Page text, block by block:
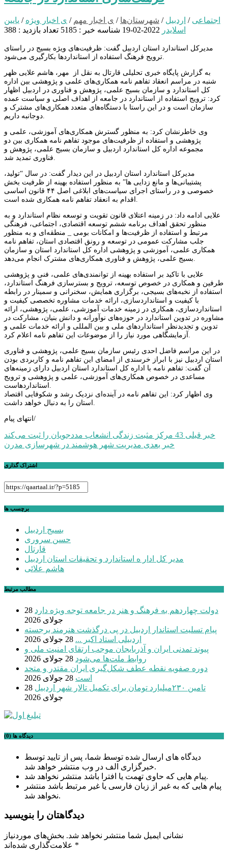
اجتماعی / اردبیل / شهرستان‌ها / ی اخبار مهم / ی اخبار ویژه / یایین
اسلایدر 2022-02-19 شناسه خبر : 5185 تعداد بازدید : 388
مدیرکل استاندارد استان اردبیل گفت: ظرفیت‌های ویژه بسیج در راستای
به گزارش پایگاه خبری تحلیلی قارتال به نقل از مهر، هاشم علایی ظهر
شنبه در مراسم انعقاد تفاهم نامه همکاری‌های علمی و پژوهشی بین اداره
کل استاندارد و سازمان بسیج علمی، پژوهش و فناوری در اردبیل اظهار
کرد: ترویج استفاده از استاندارد در جامعه از اهداف اصلی و سیاست عمده
سازمان است و در این راستا با دستگاه‌های متعدد همکاری‌های مشترک و
وی خاطرنشان کرد: به منظور گسترش همکاری‌های آموزشی، علمی و
پژوهشی و استفاده از ظرفیت‌های موجود تفاهم نامه همکاری بین دو
مجموعه اداره کل استاندارد اردبیل و سازمان بسیج علمی، پژوهش و
مدیرکل استاندارد استان اردبیل در این دیدار گفت: در سال “تولید،
پشتیبانی‌ها و مانع زدایی ها” به منظور استفاده بهینه از ظرفیت بخش
خصوصی و در راستای اجرای سیاست‌های ابلاغی اصل ۴۴ قانون اساسی
علایی ادامه داد: در زمینه اعتلای قانون تقویت و توسعه نظام استاندارد و به
منظور تحقق اهداف برنامه ششم توسعه اقتصادی، اجتماعی، فرهنگی
مرتبط و استفاده از ظرفیت‌ها و امکانات بومی _ منطقه‌ای و به منظور
جلب مشارکت عمومی در توسعه و رونق اقتصادی استان، تفاهم نامه
همکاری علمی، آموزشی و پژوهشی اداره کل استاندارد استان و سازمان
علایی با تاکید بر استفاده بهینه از توانمندی‌های علمی، فنی و پژوهشی
طرفین و همکاری در خصوص توسعه، ترویج و بسترسازی فرهنگ استاندارد،
استفاده از نخبه‌های بسیجی، برگزاری همایش، سخنرانی و سمینار در رابطه
با کیفیت و استانداردسازی، ارائه خدمات مشاوره تخصصی کیفیت و
استانداردسازی، همکاری در زمینه خدمات آموزشی، علمی، پژوهشی، ارائه
مشاوره در تدوین استاندارد در حوزه‌های نوآورانه و دانش بنیان، مشارکت در
تدوین و تجدیدنظر استانداردهای ملی و بین المللی و ارائه خدمات علمی و
در این مراسم فاضل احدی رئیس سازمان بسیج علمی، پژوهشی و فناوری
استان اردبیل نیز با ابراز خرسندی از امضای این تفاهم نامه و کاربردی بودن
آن گفت: تفاهم نامه با اداره کل استاندارد استان اردبیل دارای زمینه‌های
مساعدی در خصوص همکاری‌های آموزشی، علمی و پژوهشی و ترویج
وی اظهار کرد: این تفاهم نامه در آینده‌ای نزدیک رشد و شکوفایی اقتصاد
انتهای پیام/
راهبری
نوشته
خبر قبلی 43 مرکز مثبت زندگی انشعاب مددجویان را ثبت می‌کند
خبر بعدی مدیریت شهر هوشمند در شهرسازی مدرن
اشتراک گذاری
برچسب ها
بسیج اردبیل
حسن سروری
قارتال
مدیر کل ادار ه استاندارد و تحقیقات استان اردبیل
هاشم علائی
مطالب مرتبط
دولت چهاردهم به فرهنگ و هنر در جامعه توجه ویژه دارد 28
جولای 2026
پیام تسلیت استاندار اردبیل در پی درگذشت هنرمند برجسته
اردبیلی استاد اکبر ... 28 جولای 2026
پیوند تمدنی ایران و آذربایجان موجب ارتقای امنیت ملی و
روابط ملت‌ها می‌شود 28 جولای 2026
دوره صفویه نقطه عطف شکل‌گیری ایران مقتدر و متحد
است 28 جولای 2026
تامین ۲۳۰میلیارد تومان برای تکمیل تالار شهر اردبیل
28
جولای 2026
دیدگاه ها (0)
دیدگاه های ارسال شده توسط شما، پس از تایید توسط
خبرگزاری الف در وب منتشر خواهد شد.
پیام هایی که حاوی تهمت یا افترا باشد منتشر نخواهد شد.
پیام هایی که به غیر از زبان فارسی یا غیر مرتبط باشد منتشر
نخواهد شد.
دیدگاهتان را بنویسید
نشانی ایمیل شما منتشر نخواهد شد. بخش‌های موردنیاز
*